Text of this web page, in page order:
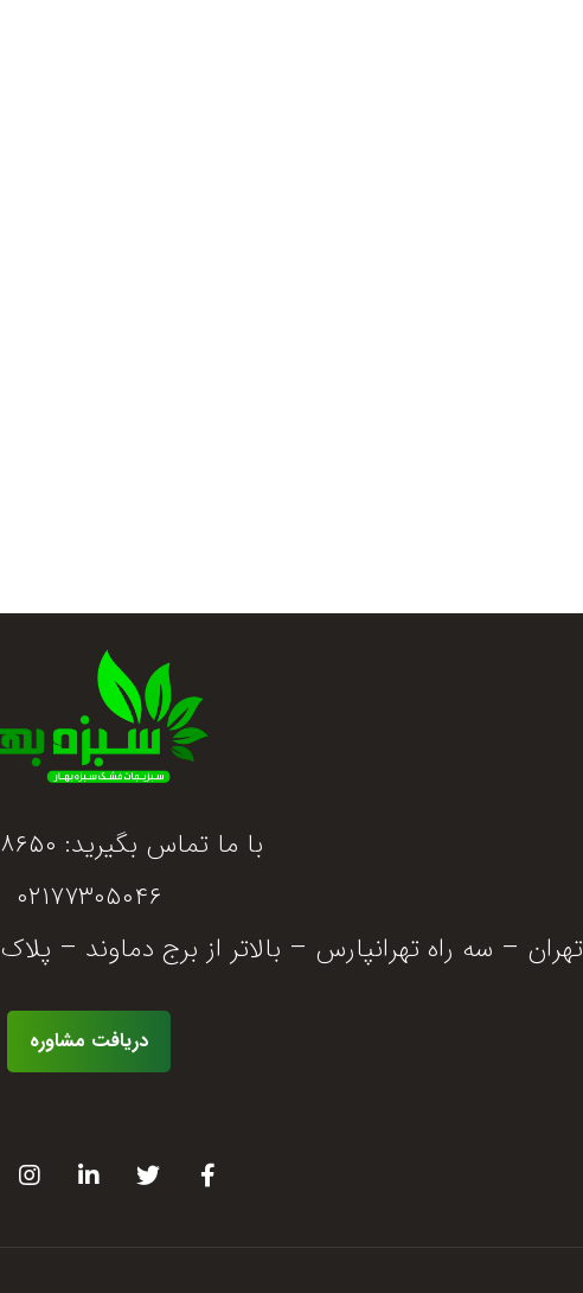
با ما تماس بگیرید: ۰۹۱۲۷۱۵۸۶۵۰
۰۲۱۷۷۳۰۵۰۴۶
تهران – سه راه تهرانپارس – بالاتر از برج دماوند – پلاک ۳۷۰ مجتمع تجاری بابایی – واحد ۱۳۲
دریافت مشاوره